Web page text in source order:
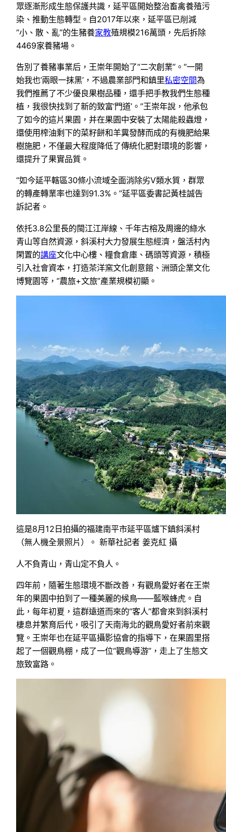
眾逐漸形成生態保護共識，延平區開始整治畜禽養殖污
染、推動生態轉型。自2017年以來，延平區已削減
“小、散、亂”的生豬養家教殖規模216萬頭，先后拆除
4469家養豬場。
告別了養豬事業后，王崇年開始了“二次創業”。“一開
始我也‘兩眼一抹黑’，不過農業部門和鎮里私密空間為
我們推薦了不少優良果樹品種，還手把手教我們生態種
植，我很快找到了新的致富‘門道’。”王崇年說，他承包
了如今的這片果園，并在果園中安裝了太陽能殺蟲燈，
還使用榨油剩下的菜籽餅和羊糞發酵而成的有機肥給果
樹施肥，不僅最大程度降低了傳統化肥對環境的影響，
還提升了果實品質。
“如今延平轄區30條小流域全面消除劣Ⅴ類水質，群眾
的轉產轉業率也達到91.3%。”延平區委書記黃桂誠告
訴記者。
依托3.8公里長的閩江江岸線、千年古榕及周邊的綠水
青山等自然資源，斜溪村大力發展生態經濟，盤活村內
閑置的講座文化中心樓、糧食倉庫、碼頭等資源，積極
引入社會資本，打造茶洋窯文化創意館、洲頭企業文化
博覽園等，“農旅+文旅”產業規模初顯。
這是8月12日拍攝的福建南平市延平區爐下鎮斜溪村
（無人機全景照片）。 新華社記者 姜克紅 攝
人不負青山，青山定不負人。
四年前，隨著生態環境不斷改善，有觀鳥愛好者在王崇
年的果園中拍到了一種美麗的候鳥——藍喉蜂虎。自
此，每年初夏，這群遠道而來的“客人”都會來到斜溪村
棲息并繁育后代，吸引了天南海北的觀鳥愛好者前來觀
覽。王崇年也在延平區攝影協會的指導下，在果園里搭
起了一個觀鳥棚，成了一位“觀鳥導游”，走上了生態文
旅致富路。